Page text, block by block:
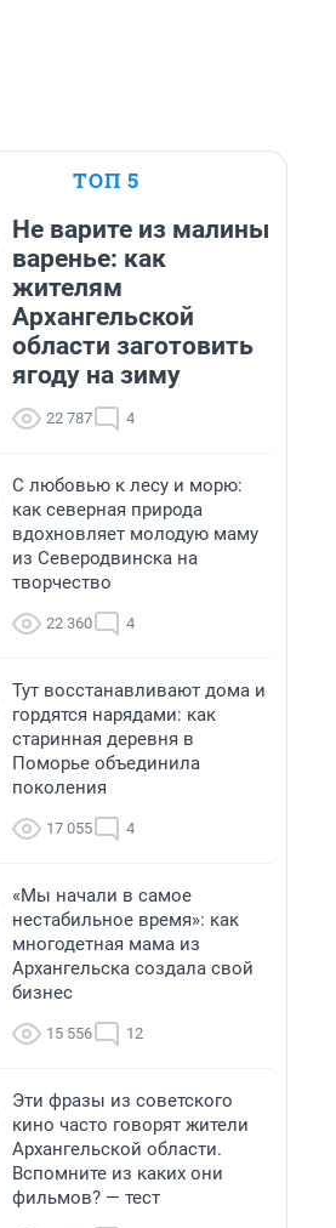
ТОП 5
Не варите из малины
варенье: как
жителям
Архангельской
области заготовить
ягоду на зиму
22 787 4
С любовью к лесу и морю:
как северная природа
вдохновляет молодую маму
из Северодвинска на
творчество
22 360 4
Тут восстанавливают дома и
гордятся нарядами: как
старинная деревня в
Поморье объединила
поколения
17 055 4
«Мы начали в самое
нестабильное время»: как
многодетная мама из
Архангельска создала свой
бизнес
15 556 12
Эти фразы из советского
кино часто говорят жители
Архангельской области.
Вспомните из каких они
фильмов? — тест